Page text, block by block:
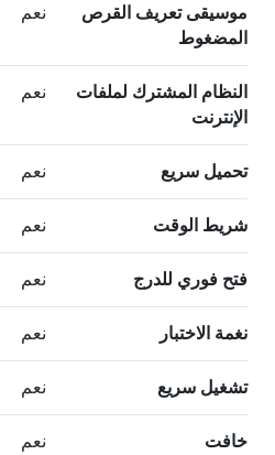
موسيقى تعريف القرص
المضغوط
نعم
النظام المشترك لملفات
الإنترنت
نعم
تحميل سريع نعم
شريط الوقت نعم
فتح فوري للدرج نعم
نغمة الاختبار نعم
تشغيل سريع نعم
خافت نعم